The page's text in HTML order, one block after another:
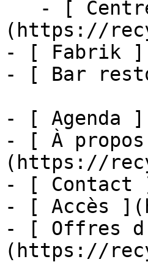
(https://
- [ Fabrik
- [ Bar
- [ Agenda
- [ À
(https://
- [
- [ Accès
- [ Offres
(https://